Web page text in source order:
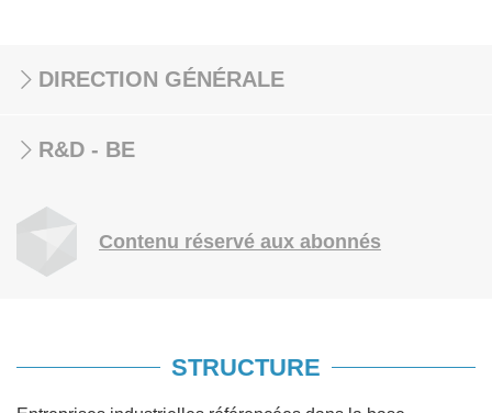
DIRECTION GÉNÉRALE
R&D - BE
Contenu réservé aux abonnés
STRUCTURE